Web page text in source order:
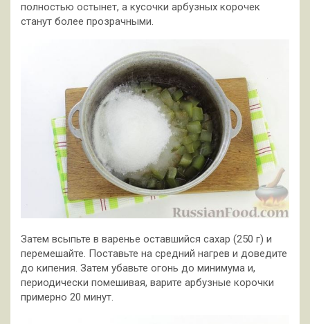
полностью остынет, а кусочки арбузных корочек
станут более прозрачными.
Затем всыпьте в варенье оставшийся сахар (250 г) и
перемешайте. Поставьте на средний нагрев и доведите
до кипения. Затем убавьте огонь до минимума и,
периодически помешивая, варите арбузные корочки
примерно 20 минут.